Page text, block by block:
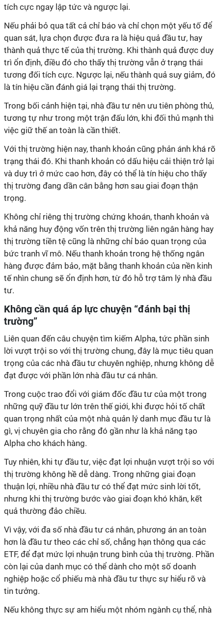
tích cực ngay lập tức và ngược lại.
Nếu phải bỏ qua tất cả chỉ báo và chỉ chọn một yếu tố để
quan sát, lựa chọn được đưa ra là hiệu quả đầu tư, hay
thành quả thực tế của thị trường. Khi thành quả được duy
trì ổn định, điều đó cho thấy thị trường vẫn ở trạng thái
tương đối tích cực. Ngược lại, nếu thành quả suy giảm, đó
là tín hiệu cần đánh giá lại trạng thái thị trường.
Trong bối cảnh hiện tại, nhà đầu tư nên ưu tiên phòng thủ,
tương tự như trong một trận đấu lớn, khi đối thủ mạnh thì
việc giữ thế an toàn là cần thiết.
Với thị trường hiện nay, thanh khoản cũng phản ánh khá rõ
trạng thái đó. Khi thanh khoản có dấu hiệu cải thiện trở lại
và duy trì ở mức cao hơn, đây có thể là tín hiệu cho thấy
thị trường đang dần cân bằng hơn sau giai đoạn thận
trọng.
Không chỉ riêng thị trường chứng khoán, thanh khoản và
khả năng huy động vốn trên thị trường liên ngân hàng hay
thị trường tiền tệ cũng là những chỉ báo quan trọng của
bức tranh vĩ mô. Nếu thanh khoản trong hệ thống ngân
hàng được đảm bảo, mặt bằng thanh khoản của nền kinh
tế nhìn chung sẽ ổn định hơn, từ đó hỗ trợ tâm lý nhà đầu
tư.
Không cần quá áp lực chuyện “đánh bại thị
trường”
Liên quan đến câu chuyện tìm kiếm Alpha, tức phần sinh
lời vượt trội so với thị trường chung, đây là mục tiêu quan
trọng của các nhà đầu tư chuyên nghiệp, nhưng không dễ
đạt được với phần lớn nhà đầu tư cá nhân.
Trong cuộc trao đổi với giám đốc đầu tư của một trong
những quỹ đầu tư lớn trên thế giới, khi được hỏi tố chất
quan trọng nhất của một nhà quản lý danh mục đầu tư là
gì, vị chuyên gia cho rằng đó gần như là khả năng tạo
Alpha cho khách hàng.
Tuy nhiên, khi tự đầu tư, việc đạt lợi nhuận vượt trội so với
thị trường không hề dễ dàng. Trong những giai đoạn
thuận lợi, nhiều nhà đầu tư có thể đạt mức sinh lời tốt,
nhưng khi thị trường bước vào giai đoạn khó khăn, kết
quả thường đảo chiều.
Vì vậy, với đa số nhà đầu tư cá nhân, phương án an toàn
hơn là đầu tư theo các chỉ số, chẳng hạn thông qua các
ETF, để đạt mức lợi nhuận trung bình của thị trường. Phần
còn lại của danh mục có thể dành cho một số doanh
nghiệp hoặc cổ phiếu mà nhà đầu tư thực sự hiểu rõ và
tin tưởng.
Nếu không thực sự am hiểu một nhóm ngành cụ thể, nhà